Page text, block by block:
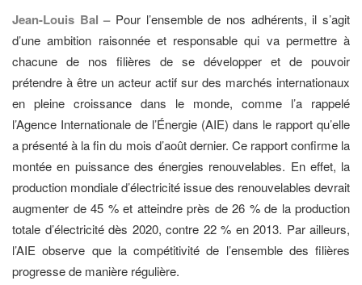
Jean-Louis Bal – Pour l’ensemble de nos adhérents, il s’agit
d’une ambition raisonnée et responsable qui va permettre à
chacune de nos filières de se développer et de pouvoir
prétendre à être un acteur actif sur des marchés internationaux
en pleine croissance dans le monde, comme l’a rappelé
l’Agence Internationale de l’Énergie (AIE) dans le rapport qu’elle
a présenté à la fin du mois d’août dernier. Ce rapport confirme la
montée en puissance des énergies renouvelables. En effet, la
production mondiale d’électricité issue des renouvelables devrait
augmenter de 45 % et atteindre près de 26 % de la production
totale d’électricité dès 2020, contre 22 % en 2013. Par ailleurs,
l’AIE observe que la compétitivité de l’ensemble des filières
progresse de manière régulière.